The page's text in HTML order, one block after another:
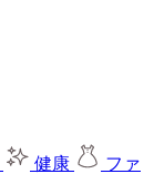
健康
ファ